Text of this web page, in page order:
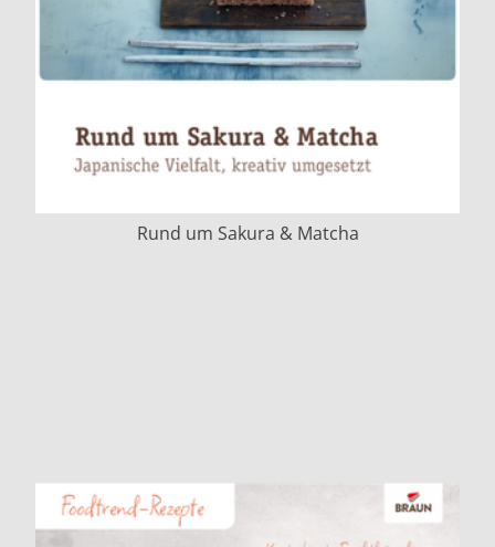
Rund um Sakura & Matcha